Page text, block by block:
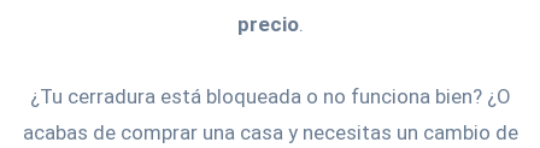
precio.
¿Tu cerradura está bloqueada o no funciona bien? ¿O
acabas de comprar una casa y necesitas un cambio de